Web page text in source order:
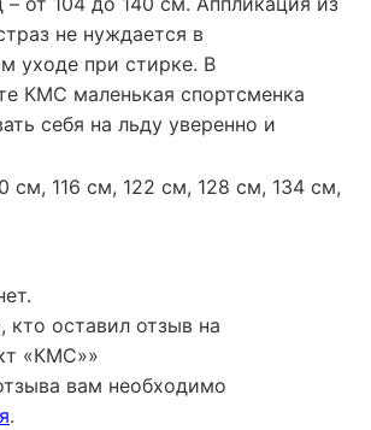
не нуждается в
уходе при стирке. В
КМС маленькая спортсменка
себя на льду уверенно и
см, 116 см, 122 см, 128 см, 134 см,
кто оставил отзыв на
«КМС»»
вам необходимо
.